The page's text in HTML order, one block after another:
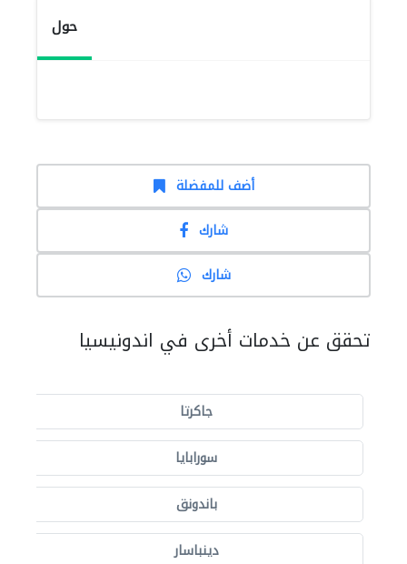
حول
أضف للمفضلة
شارك
شارك
تحقق عن خدمات أخرى في اندونيسيا
جاكرتا
سورابايا
باندونق
دينباسار